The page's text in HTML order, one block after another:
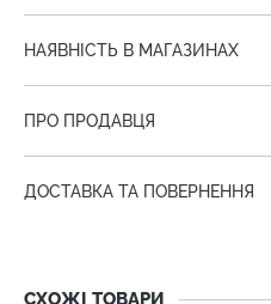
НАЯВНІСТЬ В МАГАЗИНАХ
ПРО ПРОДАВЦЯ
ДОСТАВКА ТА ПОВЕРНЕННЯ